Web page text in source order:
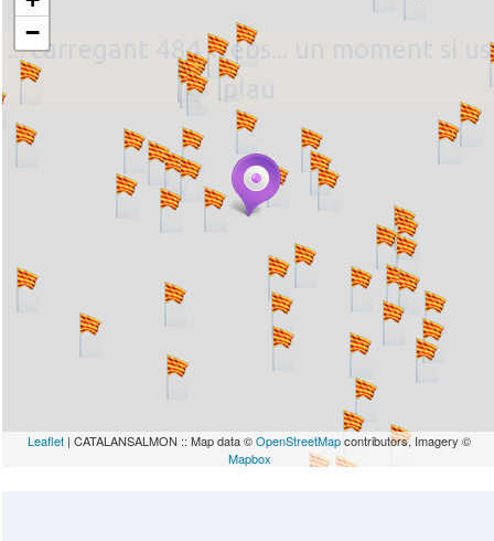
... carregant 484 webs... un moment si us
plau
−
Leaflet | CATALANSALMON :: Map data ©OpenStreetMapcontributors, Imagery ©
Mapbox